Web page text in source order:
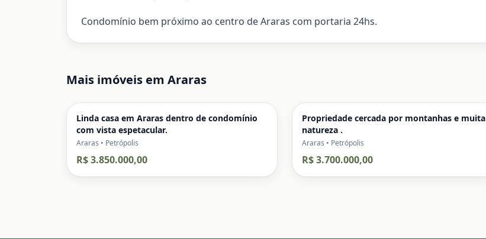
Condomínio bem próximo ao centro de Araras com portaria 24hs.
Mais imóveis em Araras
Linda casa em Araras dentro de condomínio
com vista espetacular.
Araras • Petrópolis
R$ 3.850.000,00
Propriedade cercada por montanhas e muita
natureza .
Araras • Petrópolis
R$ 3.700.000,00